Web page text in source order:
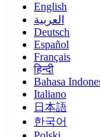
English
العربية
Deutsch
Español
Français
हिन्दी
Bahasa
Italiano
日本語
한국어